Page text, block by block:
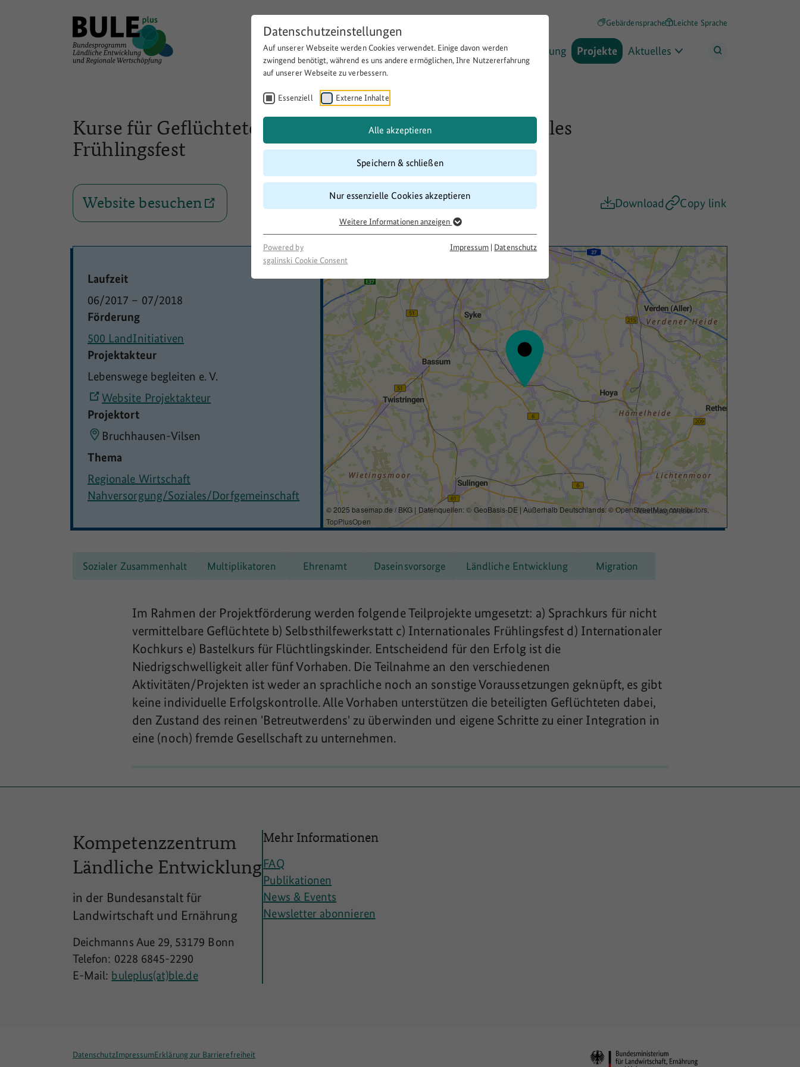
Datenschutzeinstellungen
Auf unserer Webseite werden Cookies verwendet. Einige davon werden
zwingend benötigt, während es uns andere ermöglichen, Ihre Nutzererfahrung
auf unserer Webseite zu verbessern.
Essenziell Externe Inhalte
Alle akzeptieren
Speichern & schließen
Nur essenzielle Cookies akzeptieren
Weitere Informationen anzeigen
Powered by
sgalinski Cookie Consent
Impressum | Datenschutz
Gebärdensprache Leichte Sprache
Über BULEplus Themen Förderung Projekte Aktuelles
Kurse für Geflüchtete, Selbsthilfewerksatt, Internationales
Frühlingsfest
Website besuchen Download Copy link
Laufzeit
06/2017 – 07/2018
Förderung
500 LandInitiativen
Projektakteur
Lebenswege begleiten e. V.
Website Projektakteur
Projektort
Bruchhausen-Vilsen
Thema
Regionale Wirtschaft
Nahversorgung/Soziales/Dorfgemeinschaft
© 2025 basemap.de / BKG | Datenquellen: © GeoBasis-DE | Außerhalb Deutschlands: ©OpenStreetMap contributors,
TopPlusOpen
Sozialer Zusammenhalt Multiplikatoren Ehrenamt Daseinsvorsorge Ländliche Entwicklung Migration
Im Rahmen der Projektförderung werden folgende Teilprojekte umgesetzt: a) Sprachkurs für nicht
vermittelbare Geflüchtete b) Selbsthilfewerkstatt c) Internationales Frühlingsfest d) Internationaler
Kochkurs e) Bastelkurs für Flüchtlingskinder. Entscheidend für den Erfolg ist die
Niedrigschwelligkeit aller fünf Vorhaben. Die Teilnahme an den verschiedenen
Aktivitäten/Projekten ist weder an sprachliche noch an sonstige Voraussetzungen geknüpft, es gibt
keine individuelle Erfolgskontrolle. Alle Vorhaben unterstützen die beteiligten Geflüchteten dabei,
den Zustand des reinen 'Betreutwerdens' zu überwinden und eigene Schritte zu einer Integration in
eine (noch) fremde Gesellschaft zu unternehmen.
Kompetenzzentrum
Ländliche Entwicklung
in der Bundesanstalt für
Landwirtschaft und Ernährung
Deichmanns Aue 29, 53179 Bonn
Telefon: 0228 6845-2290
E-Mail: buleplus(at)ble.de
Mehr Informationen
FAQ
Publikationen
News & Events
Newsletter abonnieren
DatenschutzImpressumErklärung zur Barrierefreiheit